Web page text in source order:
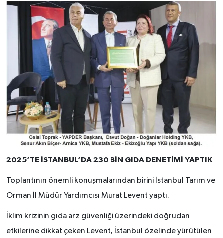
2025’TE İSTANBUL’DA 230 BİN GIDA DENETİMİ YAPTIK
Toplantının önemli konuşmalarından birini İstanbul Tarım ve
Orman İl Müdür Yardımcısı Murat Levent yaptı.
İklim krizinin gıda arz güvenliği üzerindeki doğrudan
etkilerine dikkat çeken Levent, İstanbul özelinde yürütülen